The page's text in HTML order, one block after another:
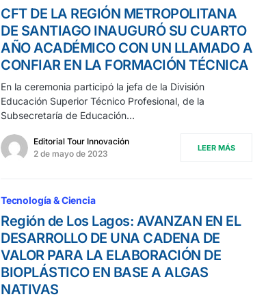
CFT DE LA REGIÓN METROPOLITANA
DE SANTIAGO INAUGURÓ SU CUARTO
AÑO ACADÉMICO CON UN LLAMADO A
CONFIAR EN LA FORMACIÓN TÉCNICA
En la ceremonia participó la jefa de la División
Educación Superior Técnico Profesional, de la
Subsecretaría de Educación…
Editorial Tour Innovación
2 de mayo de 2023
LEER MÁS
Tecnología & Ciencia
Región de Los Lagos: AVANZAN EN EL
DESARROLLO DE UNA CADENA DE
VALOR PARA LA ELABORACIÓN DE
BIOPLÁSTICO EN BASE A ALGAS
NATIVAS